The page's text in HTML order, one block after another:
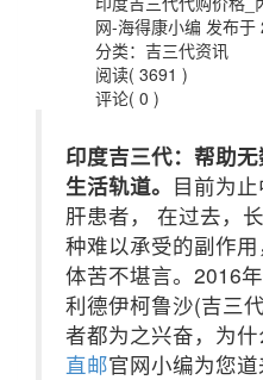
网-海得康小编 发布于
分类：吉三代资讯
阅读( 3691 )
评论( 0 )
印度吉三代：帮助
生活轨道。 目前为
肝患者， 在过去，
种难以承受的副作
体苦不堪言。2016
利德伊柯鲁沙(吉三
者都为之兴奋，为
直邮官网小编为您道